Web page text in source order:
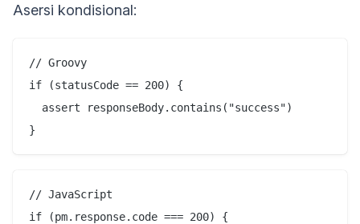
Asersi kondisional:
// Groovy
if (statusCode == 200) {
  assert responseBody.contains("success")
// JavaScript
if (pm.response.code === 200) {